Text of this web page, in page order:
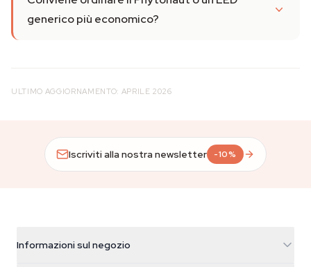
generico più economico?
ULTIMO AGGIORNAMENTO: APRILE 2026
Iscriviti alla nostra newsletter -10%
Informazioni sul negozio